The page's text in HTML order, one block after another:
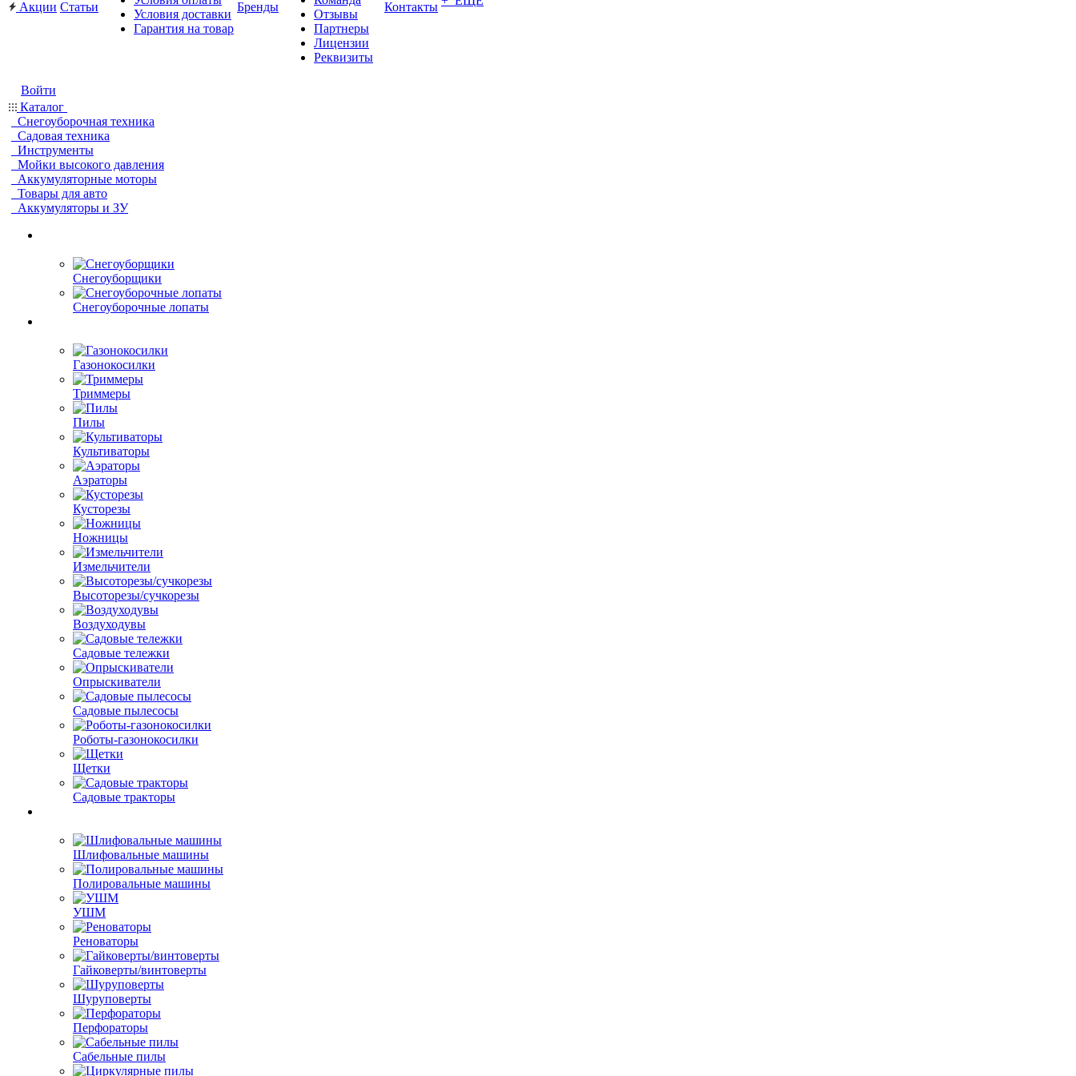
Акции Статьи
Условия доставки
Гарантия на товар
Бренды
Отзывы
Партнеры
Лицензии
Реквизиты
Контакты
Войти
Каталог
Снегоуборочная техника
Садовая техника
Инструменты
Мойки высокого давления
Аккумуляторные моторы
Товары для авто
Аккумуляторы и ЗУ
Снегоуборщики
Снегоуборочные лопаты
Газонокосилки
Триммеры
Пилы
Культиваторы
Аэраторы
Кусторезы
Ножницы
Измельчители
Высоторезы/сучкорезы
Воздуходувы
Садовые тележки
Опрыскиватели
Садовые пылесосы
Роботы-газонокосилки
Щетки
Садовые тракторы
Шлифовальные машины
Полировальные машины
УШМ
Реноваторы
Гайковерты/винтоверты
Шуруповерты
Перфораторы
Сабельные пилы